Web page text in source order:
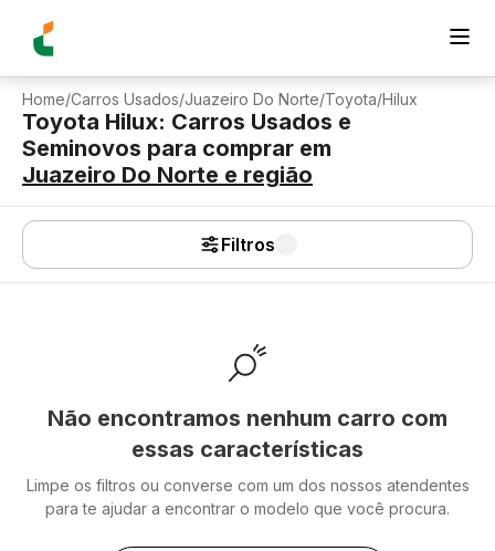
Home/Carros Usados/Juazeiro Do Norte/Toyota/Hilux
Toyota Hilux: Carros Usados e
Seminovos para comprar em
Juazeiro Do Norte e região
Filtros
Não encontramos nenhum carro com
essas características
Limpe os filtros ou converse com um dos nossos atendentes
para te ajudar a encontrar o modelo que você procura.